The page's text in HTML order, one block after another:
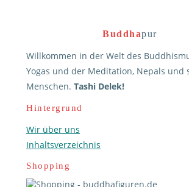
Buddhapur
Willkommen in der Welt des
Yogas und der Meditation, Nepals und
Menschen. Tashi Delek!
Hintergrund
Wir über uns
Inhaltsverzeichnis
Shopping